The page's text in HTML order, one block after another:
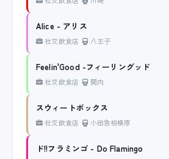
Alice - アリス
社交飲食店 八王子
Feelin'Good -フィーリングッド
社交飲食店 関内
スウィートボックス
社交飲食店 小田急相模原
ド!!フラミンゴ - Do Flamingo